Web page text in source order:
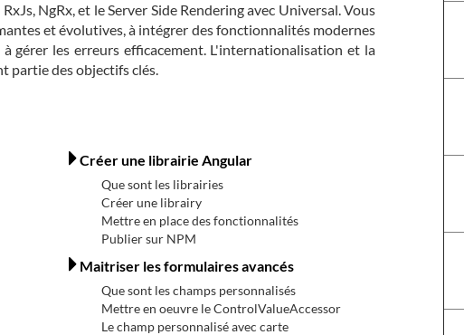
NgRx, et le Server Side Rendering avec Universal. Vous
et évolutives, à intégrer des fonctionnalités modernes
gérer les erreurs efficacement. L'internationalisation et la
partie des objectifs clés.
Créer une librairie Angular
Que sont les librairies
Créer une librairy
Mettre en place des fonctionnalités
Publier sur NPM
Maitriser les formulaires avancés
Que sont les champs personnalisés
Mettre en oeuvre le ControlValueAccessor
Le champ personnalisé avec carte